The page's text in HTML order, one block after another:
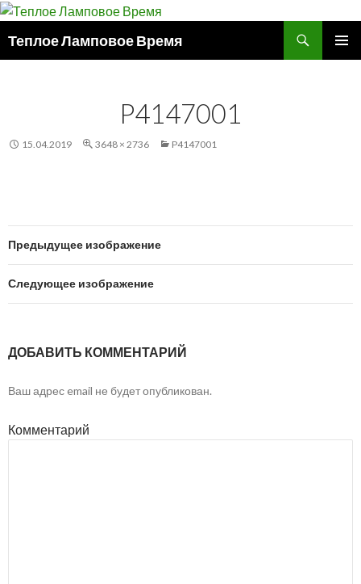
Теплое Ламповое Время
P4147001
15.04.2019 3648 × 2736 P4147001
Предыдущее изображение
Следующее изображение
ДОБАВИТЬ КОММЕНТАРИЙ
Ваш адрес email не будет опубликован.
Комментарий